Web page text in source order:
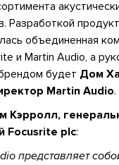
Разработкой
объединенная
и Martin Audio, а
будет Дом
Martin Audio.
Кэрролл,
Focusrite plc:
представляет